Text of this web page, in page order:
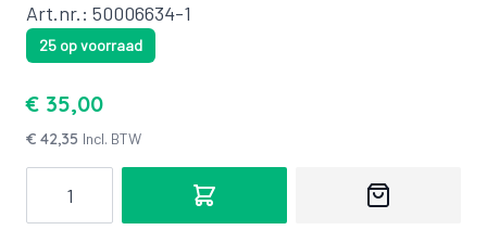
Art.nr.: 50006634-1
25 op voorraad
€ 35,00
€ 42,35 Incl. BTW